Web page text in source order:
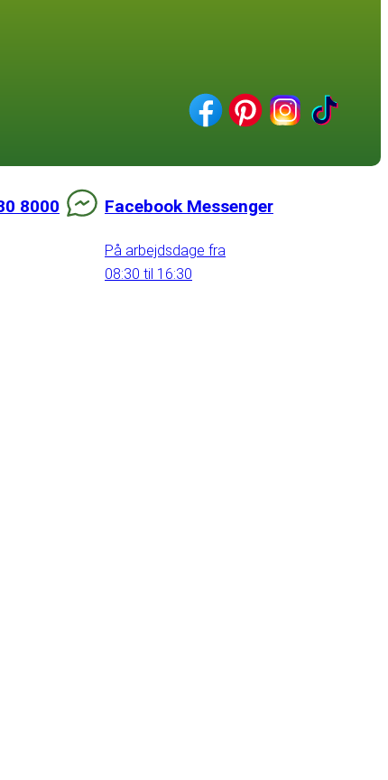
8000 Facebook Messenger
På arbejdsdage fra
08:30 til 16:30